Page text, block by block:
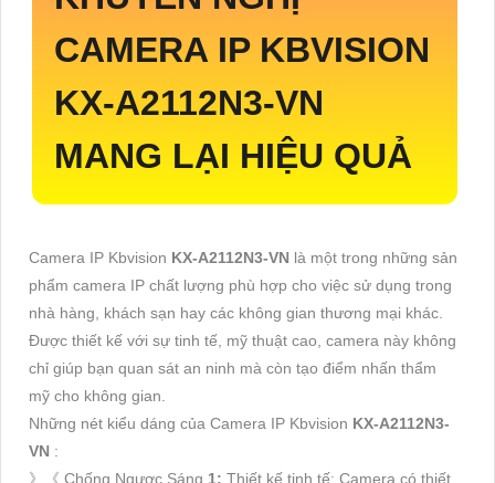
CAMERA IP KBVISION
KX-A2112N3-VN
MANG LẠI HIỆU QUẢ
Camera IP Kbvision KX-A2112N3-VN là một trong những sản
phẩm camera IP chất lượng phù hợp cho việc sử dụng trong
nhà hàng, khách sạn hay các không gian thương mại khác.
Được thiết kế với sự tinh tế, mỹ thuật cao, camera này không
chỉ giúp bạn quan sát an ninh mà còn tạo điểm nhấn thẩm
mỹ cho không gian.
Những nét kiểu dáng của Camera IP Kbvision KX-A2112N3-
VN :
》《 Chống Ngược Sáng 1: Thiết kế tinh tế: Camera có thiết